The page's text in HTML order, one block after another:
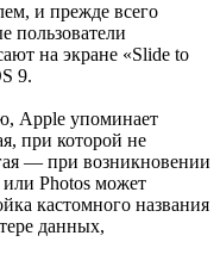
и прежде всего
пользователи
на экране «Slide to
9.
Apple упоминает
при которой не
— при возникновении
или Photos может
кастомного названия
данных,